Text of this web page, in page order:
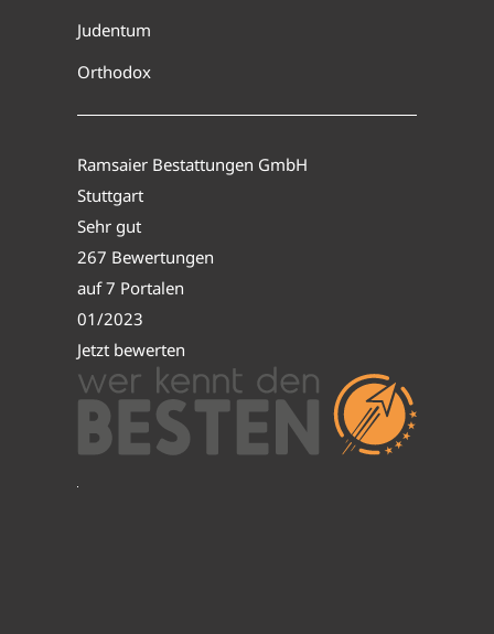
Judentum
Orthodox
Ramsaier Bestattungen GmbH
Stuttgart
Sehr gut
267 Bewertungen
auf 7 Portalen
01/2023
Jetzt bewerten